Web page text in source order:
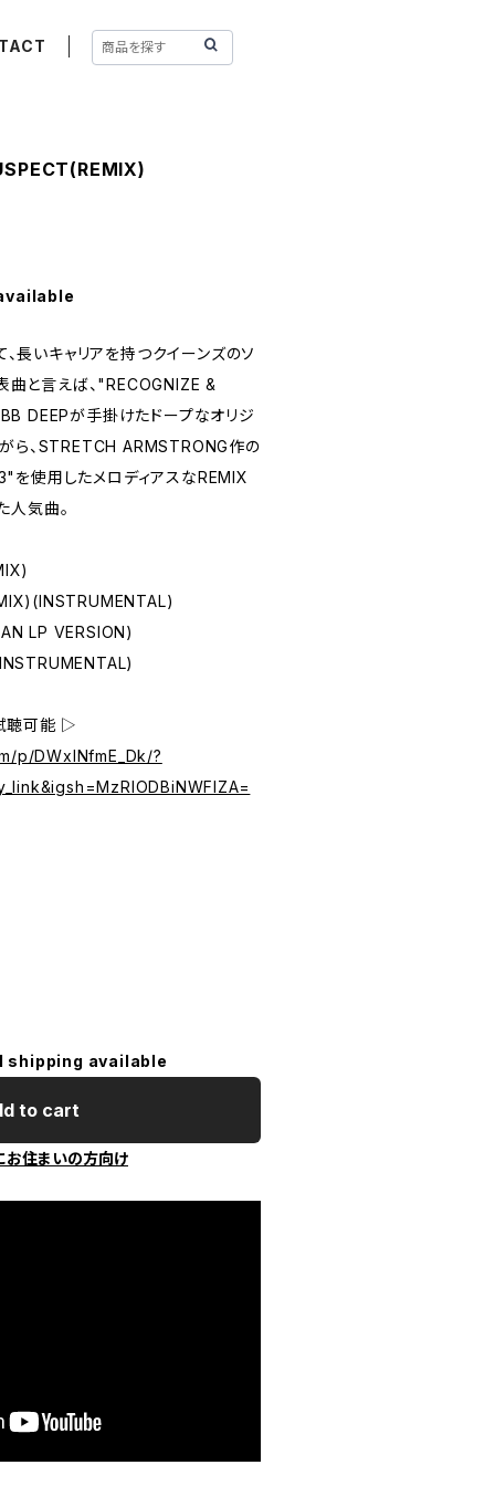
長いキャリアを持つクイーンズのソ
曲と言えば、"RECOGNIZE &
DEEPが手掛けたドープなオリジ
がら、STRETCH ARMSTRONG作の
使用したメロディアスなREMIX
人気曲。
LP VERSION)
聴可能 ▷
p/DWxINfmE_Dk/?
shipping available
to cart
お住まいの方向け